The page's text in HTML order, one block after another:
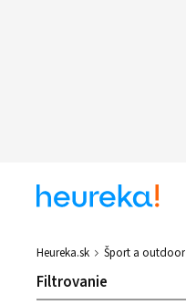
Heureka.sk Šport a outdoor
Filtrovanie